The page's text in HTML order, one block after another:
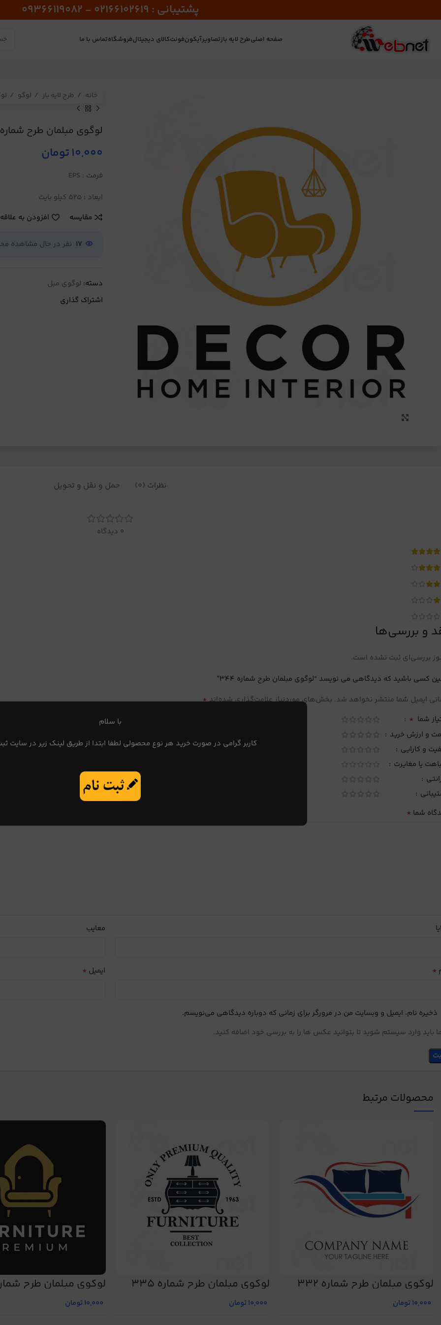
با سلام
کاربر گرامی در صورت خرید هر نوع محصولی لطفا ابتدا از طریق لینک زیر در سایت
پشتیبانی : 02166102619 - 09366119082
صفحه اصلیطرح لایه بازتصاویرآیکونفونتکالای دیجیتالفروشگاهتماس با ما
خانه طرح لایه باز لوگو
لوگوی مبلمان طرح شماره 344
10,000تومان
فرمت : EPS
ابعاد : 525 کیلو بایت
مقایسه
افزودن به
17 نفر در حال مشاهده
دسته: لوگوی مبل
اشتراک گذاری
نظرات (0) حمل و نقل و تحویل
0 دیدگاه
و بررسی‌ها
بررسی‌ای ثبت نشده است.
کسی باشید که دیدگاهی می نویسد “لوگوی مبلمان طرح شماره 344”
ایمیل شما منتشر نخواهد شد. بخش‌های موردنیاز علامت‌گذاری شده‌اند*
شما *
و ارزش خرید
و کارایی
یا مغایرت
شما *
معایب
* ایمیل *
ذخیره نام، ایمیل و وبسایت من در مرورگر برای زمانی که دوباره دیدگاهی می‌نویسم.
باید وارد سیستم شوید تا بتوانید عکس ها را به بررسی خود اضافه کنید.
محصولات مرتبط
لوگوی مبلمان طرح شماره 332
10,000تومان
لوگوی مبلمان طرح شماره 335
10,000تومان
لوگوی مبلمان طرح شماره
10,000تومان